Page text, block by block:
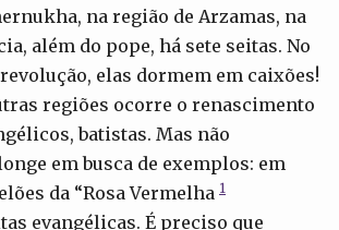
na região de Arzamas, na
além do pope, há sete seitas. No
elas dormem em caixões!
regiões ocorre o renascimento
batistas. Mas não
em busca de exemplos: em
da “Rosa Vermelha 1
evangélicas. É preciso que